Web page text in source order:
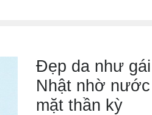
Đẹp da như
Nhật nhờ
mặt thần kỳ